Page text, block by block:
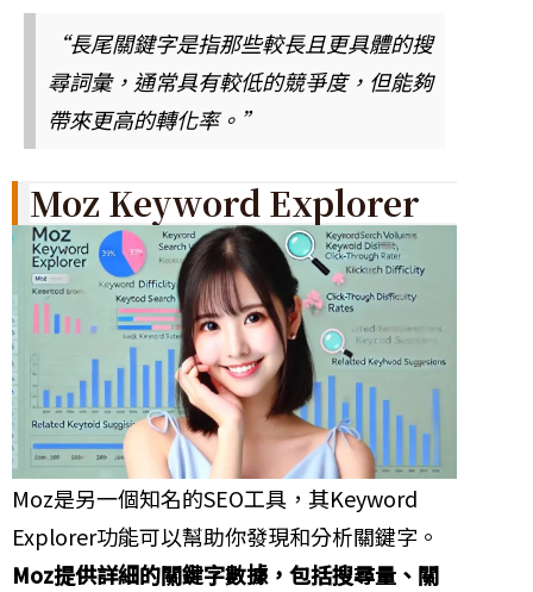
“長尾關鍵字是指那些較長且更具體的搜
尋詞彙，通常具有較低的競爭度，但能夠
帶來更高的轉化率。”
Moz Keyword Explorer
Moz是另一個知名的SEO工具，其Keyword
Explorer功能可以幫助你發現和分析關鍵字。
Moz提供詳細的關鍵字數據，包括搜尋量、關